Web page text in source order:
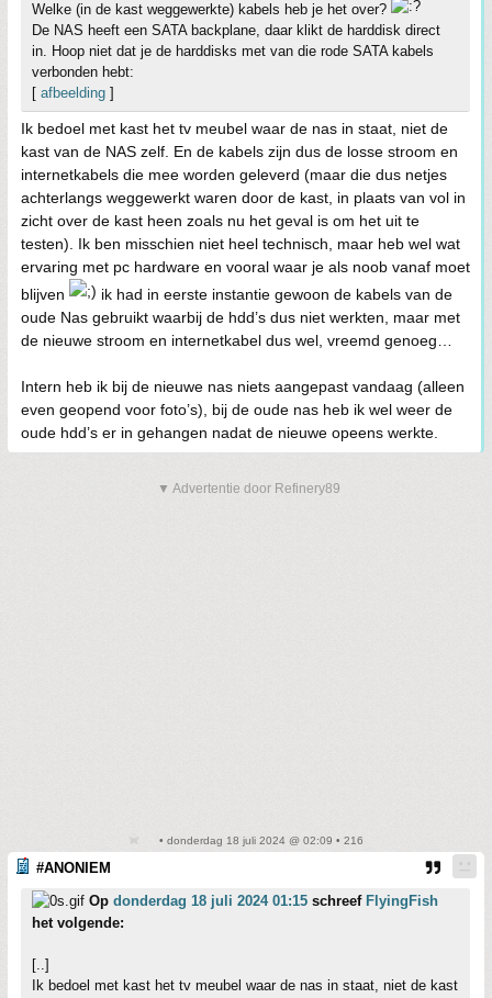
Welke (in de kast weggewerkte) kabels heb je het over?
De NAS heeft een SATA backplane, daar klikt de harddisk direct
in. Hoop niet dat je de harddisks met van die rode SATA kabels
verbonden hebt:
[ afbeelding ]
Ik bedoel met kast het tv meubel waar de nas in staat, niet de
kast van de NAS zelf. En de kabels zijn dus de losse stroom en
internetkabels die mee worden geleverd (maar die dus netjes
achterlangs weggewerkt waren door de kast, in plaats van vol in
zicht over de kast heen zoals nu het geval is om het uit te
testen). Ik ben misschien niet heel technisch, maar heb wel wat
ervaring met pc hardware en vooral waar je als noob vanaf moet
blijven
ik had in eerste instantie gewoon de kabels van de
oude Nas gebruikt waarbij de hdd’s dus niet werkten, maar met
de nieuwe stroom en internetkabel dus wel, vreemd genoeg…
Intern heb ik bij de nieuwe nas niets aangepast vandaag (alleen
even geopend voor foto’s), bij de oude nas heb ik wel weer de
oude hdd’s er in gehangen nadat de nieuwe opeens werkte.
▼ Advertentie door Refinery89
• donderdag 18 juli 2024 @ 02:09 • 216
#ANONIEM
Op donderdag 18 juli 2024 01:15 schreef FlyingFish
het volgende:
[..]
Ik bedoel met kast het tv meubel waar de nas in staat, niet de kast